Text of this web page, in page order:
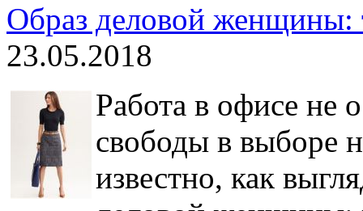
Образ деловой женщины:
23.05.2018
Работа в офисе не
свободы в выборе
известно, как